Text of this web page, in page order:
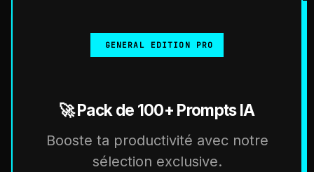
GENERAL EDITION PRO
🚀 Pack de 100+ Prompts IA
Booste ta productivité avec notre
sélection exclusive.